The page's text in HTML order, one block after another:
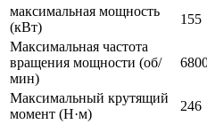
максимальная мощность
(кВт)
155
Максимальная частота
вращения мощности (об/
мин)
Максимальный крутящий
момент (Н·м)
246